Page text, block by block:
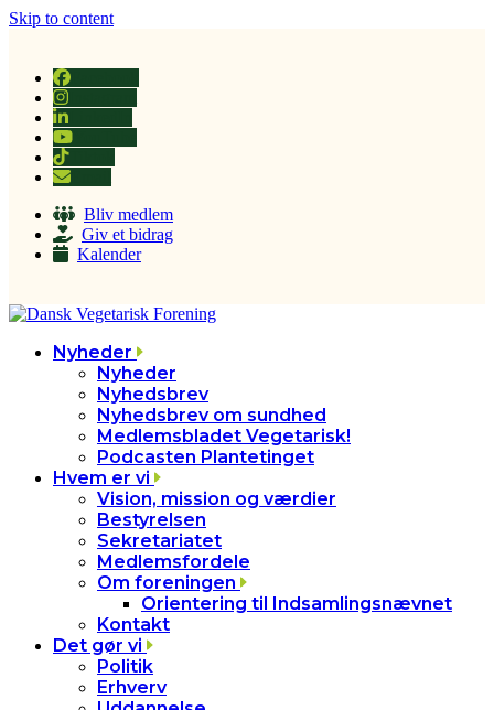
Skip to content
Tiktok
Bliv medlem
Giv et bidrag
Kalender
Nyheder
Nyheder
Nyhedsbrev
Nyhedsbrev om sundhed
Medlemsbladet Vegetarisk!
Podcasten Plantetinget
Hvem er vi
Vision, mission og værdier
Bestyrelsen
Sekretariatet
Medlemsfordele
Om foreningen
Orientering til Indsamlingsnævnet
Kontakt
Det gør vi
Politik
Erhverv